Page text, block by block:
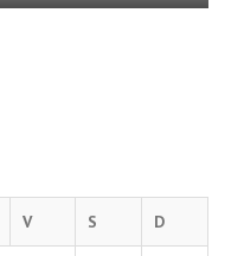
V S D